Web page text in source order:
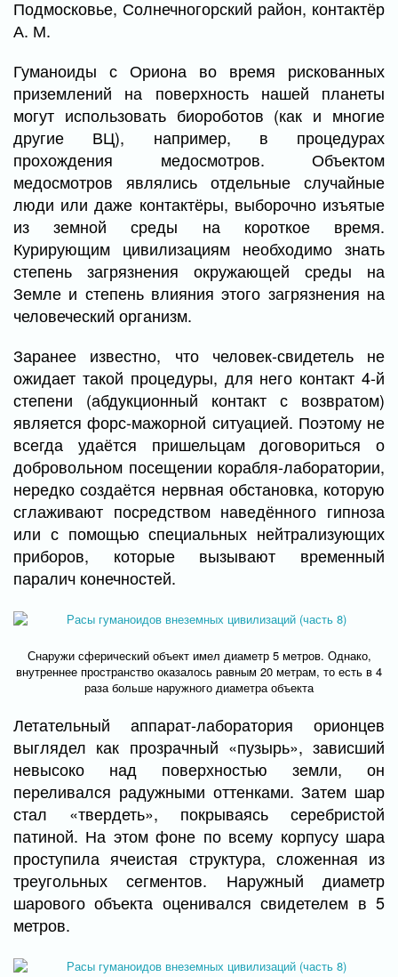
Подмосковье, Солнечногорский район, контактёр
А. М.
Гуманоиды с Ориона во время рискованных
приземлений на поверхность нашей планеты
могут использовать биороботов (как и многие
другие ВЦ), например, в процедурах
прохождения медосмотров. Объектом
медосмотров являлись отдельные случайные
люди или даже контактёры, выборочно изъятые
из земной среды на короткое время.
Курирующим цивилизациям необходимо знать
степень загрязнения окружающей среды на
Земле и степень влияния этого загрязнения на
человеческий организм.
Заранее известно, что человек-свидетель не
ожидает такой процедуры, для него контакт 4-й
степени (абдукционный контакт с возвратом)
является форс-мажорной ситуацией. Поэтому не
всегда удаётся пришельцам договориться о
добровольном посещении корабля-лаборатории,
нередко создаётся нервная обстановка, которую
сглаживают посредством наведённого гипноза
или с помощью специальных нейтрализующих
приборов, которые вызывают временный
паралич конечностей.
Снаружи сферический объект имел диаметр 5 метров. Однако,
внутреннее пространство оказалось равным 20 метрам, то есть в 4
раза больше наружного диаметра объекта
Летательный аппарат-лаборатория орионцев
выглядел как прозрачный «пузырь», зависший
невысоко над поверхностью земли, он
переливался радужными оттенками. Затем шар
стал «твердеть», покрываясь серебристой
патиной. На этом фоне по всему корпусу шара
проступила ячеистая структура, сложенная из
треугольных сегментов. Наружный диаметр
шарового объекта оценивался свидетелем в 5
метров.